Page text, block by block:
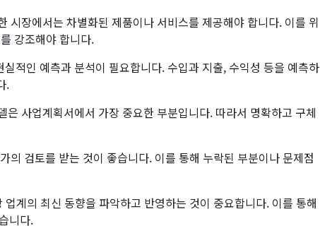
시장에서는 차별화된 제품이나 서비스를 제공해야 합니다. 이를 위
강조해야 합니다.
적인 예측과 분석이 필요합니다. 수입과 지출, 수익성 등을 예측하
.
사업계획서에서 가장 중요한 부분입니다. 따라서 명확하고 구체
의 검토를 받는 것이 좋습니다. 이를 통해 누락된 부분이나 문제점
계의 최신 동향을 파악하고 반영하는 것이 중요합니다. 이를 통해
니다.